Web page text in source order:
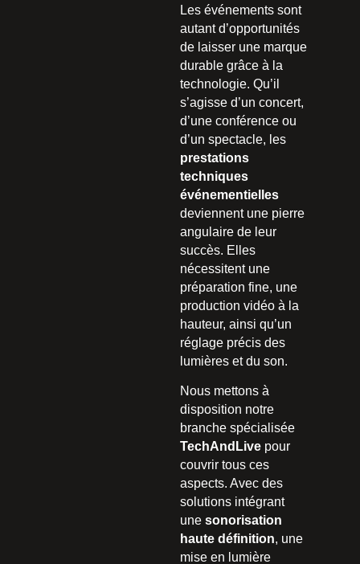
Les événements sont
autant d’opportunités
de laisser une marque
durable grâce à la
technologie. Qu’il
s’agisse d’un concert,
d’une conférence ou
d’un spectacle, les
prestations
techniques
événementielles
deviennent une pierre
angulaire de leur
succès. Elles
nécessitent une
préparation fine, une
production vidéo à la
hauteur, ainsi qu’un
réglage précis des
lumières et du son.
Nous mettons à
disposition notre
branche spécialisée
TechAndLive pour
couvrir tous ces
aspects. Avec des
solutions intégrant
une sonorisation
haute définition, une
mise en lumière